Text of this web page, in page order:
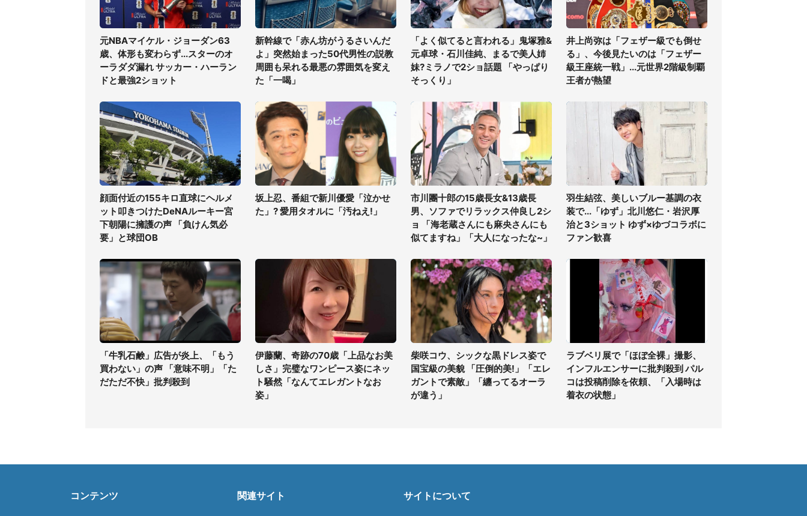
元NBAマイケル・ジョーダン63
歳、体形も変わらず...スターのオ
ーラダダ漏れ サッカー・ハーラン
ドと最強2ショット
新幹線で「赤ん坊がうるさいんだ
よ」突然始まった50代男性の説教
周囲も呆れる最悪の雰囲気を変え
た「一喝」
「よく似てると言われる」鬼塚雅&
元卓球・石川佳純、まるで美人姉
妹?ミラノで2ショ話題 「やっぱり
そっくり」
井上尚弥は「フェザー級でも倒せ
る」、今後見たいのは「フェザー
級王座統一戦」...元世界2階級制覇
王者が熱望
顔面付近の155キロ直球にヘルメ
ット叩きつけたDeNAルーキー宮
下朝陽に擁護の声 「負けん気必
要」と球団OB
坂上忍、番組で新川優愛「泣かせ
た」? 愛用タオルに「汚ねえ!」
市川團十郎の15歳長女&13歳長
男、ソファでリラックス仲良し2シ
ョ 「海老蔵さんにも麻央さんにも
似てますね」「大人になったな~」
羽生結弦、美しいブルー基調の衣
装で...「ゆず」北川悠仁・岩沢厚
治と3ショット ゆず×ゆづコラボに
ファン歓喜
「牛乳石鹸」広告が炎上、「もう
買わない」の声 「意味不明」「た
だただ不快」批判殺到
伊藤蘭、奇跡の70歳「上品なお美
しさ」完璧なワンピース姿にネッ
ト騒然「なんてエレガントなお
姿」
柴咲コウ、シックな黒ドレス姿で
国宝級の美貌 「圧倒的美!」「エレ
ガントで素敵」「纏ってるオーラ
が違う」
ラブベリ展で「ほぼ全裸」撮影、
インフルエンサーに批判殺到 パル
コは投稿削除を依頼、「入場時は
着衣の状態」
コンテンツ 関連サイト サイトについて